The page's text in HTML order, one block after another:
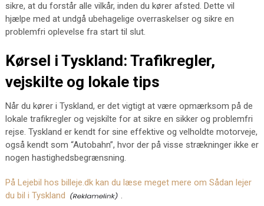
sikre, at du forstår alle vilkår, inden du kører afsted. Dette vil
hjælpe med at undgå ubehagelige overraskelser og sikre en
problemfri oplevelse fra start til slut.
Kørsel i Tyskland: Trafikregler,
vejskilte og lokale tips
Når du kører i Tyskland, er det vigtigt at være opmærksom på de
lokale trafikregler og vejskilte for at sikre en sikker og problemfri
rejse. Tyskland er kendt for sine effektive og velholdte motorveje,
også kendt som “Autobahn”, hvor der på visse strækninger ikke er
nogen hastighedsbegrænsning.
På Lejebil hos billeje.dk kan du læse meget mere om Sådan lejer
du bil i Tyskland
.